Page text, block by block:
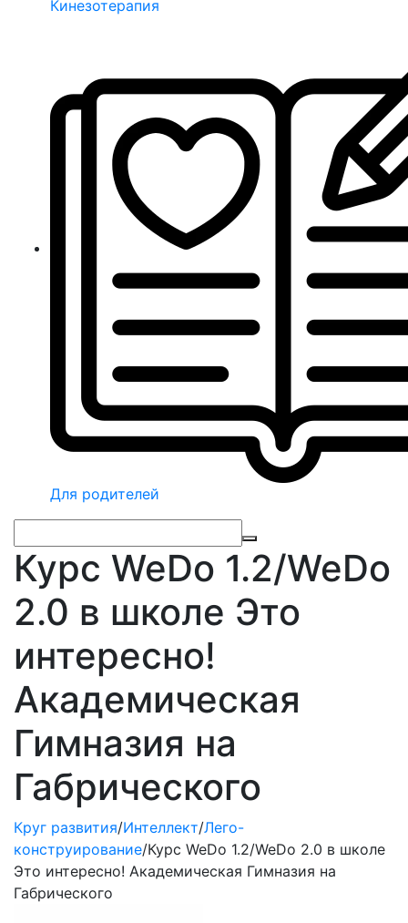
Кинезотерапия
Для родителей
Курс WeDo 1.2/WeDo
2.0 в школе Это
интересно!
Академическая
Гимназия на
Габрического
Круг развития/Интеллект/Лего-
конструирование/Курс WeDo 1.2/WeDo 2.0 в школе
Это интересно! Академическая Гимназия на
Габрического